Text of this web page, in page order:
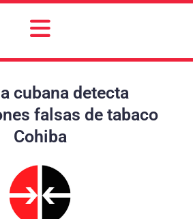
cubana detecta
falsas de tabaco
Cohiba